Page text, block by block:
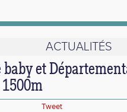
ACTUALITÉS
baby et
Tweet